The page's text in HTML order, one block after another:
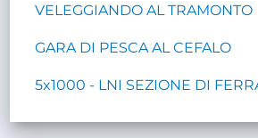
VELEGGIANDO AL TRAMONTO
GARA DI PESCA AL CEFALO
5x1000 - LNI SEZIONE DI